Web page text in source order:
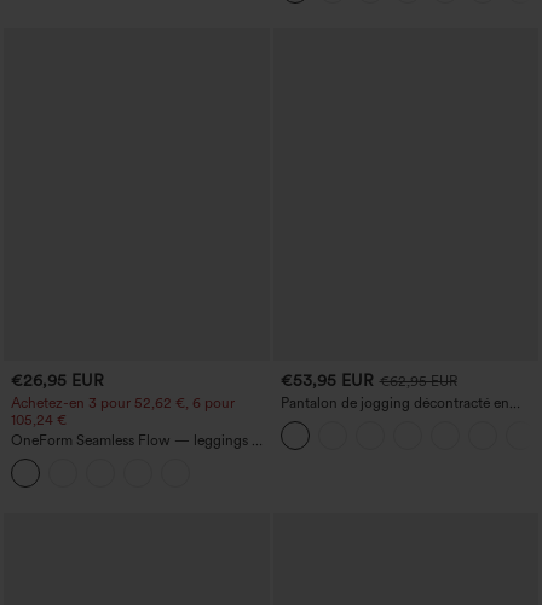
€26,95 EUR
Achetez-en 3 pour 52,62 €, 6 pour
105,24 €
OneForm Seamless Flow — leggings de
yoga sans coutures, taille mi-haute, effet
gainant pour le ventre et liftant pour les
fesses
€53,95 EUR €62,95 EUR
Pantalon de jogging décontracté en
French terry à imprimé denim, taille mi-
haute, style jean, avec poches